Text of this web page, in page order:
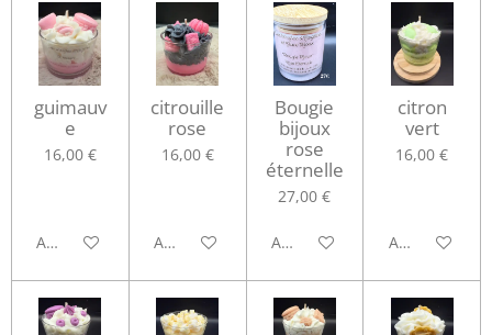
guimauv
e
16,00 €
Ajouter au panier
citrouille
rose
16,00 €
Ajouter au panier
Bougie
bijoux
rose
éternelle
27,00 €
Ajouter au panier
citron
vert
16,00 €
Ajouter au